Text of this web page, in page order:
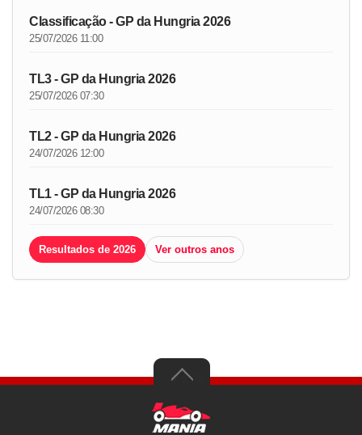
Classificação - GP da Hungria 2026
25/07/2026 11:00
TL3 - GP da Hungria 2026
25/07/2026 07:30
TL2 - GP da Hungria 2026
24/07/2026 12:00
TL1 - GP da Hungria 2026
24/07/2026 08:30
Resultados de 2026 Ver outros anos